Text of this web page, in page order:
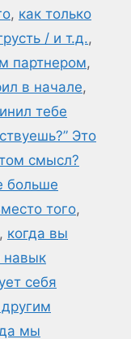
, как только
/ и т.д.,
партнером,
в начале,
тебе
Это
смысл?
больше
того,
, когда вы
навык
себя
мы